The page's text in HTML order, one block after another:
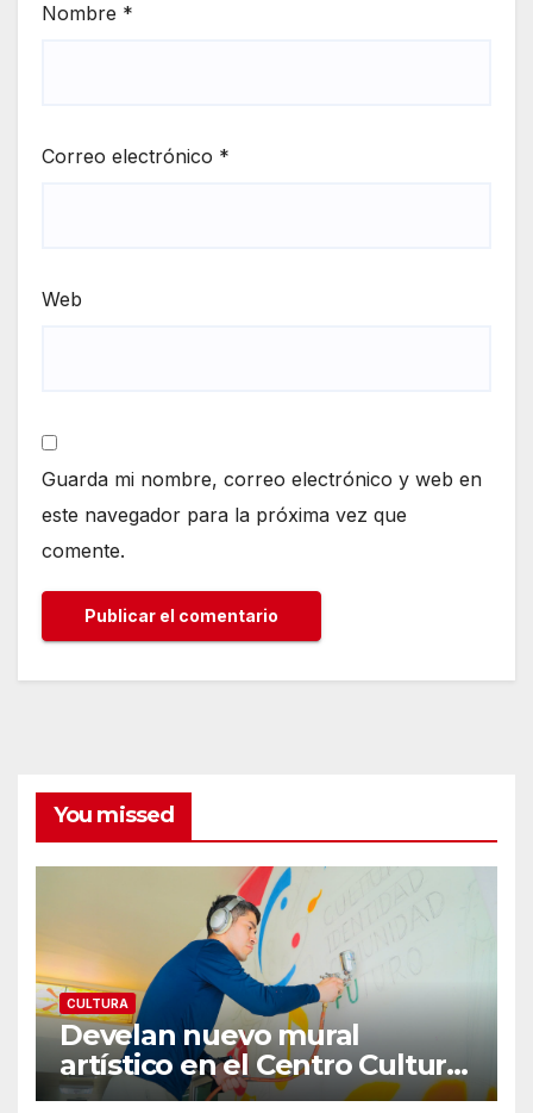
Nombre *
Correo electrónico *
Web
Guarda mi nombre, correo electrónico y web en
este navegador para la próxima vez que
comente.
You missed
CULTURA
Develan nuevo mural
artístico en el Centro Cultural
«Dr. Héctor Chávez Fontes»